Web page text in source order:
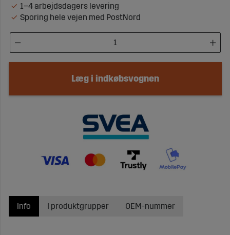
1–4 arbejdsdagers levering
Sporing hele vejen med PostNord
Læg i indkøbsvognen
Info I produktgrupper OEM-nummer